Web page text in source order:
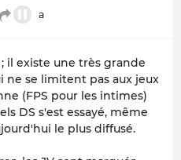
a
il existe une très grande
ne se limitent pas aux jeux
(FPS pour les intimes)
DS s'est essayé, même
le plus diffusé.